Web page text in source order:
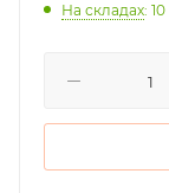
На складах: 10